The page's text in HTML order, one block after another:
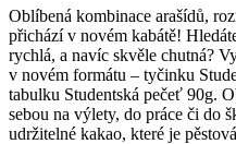
Oblíbená kombinace arašídů,
přichází v novém kabátě!
rychlá, a navíc skvěle chutná?
v novém formátu – tyčinku
tabulku Studentská pečeť 90g.
sebou na výlety, do práce či do
udržitelné kakao, které je